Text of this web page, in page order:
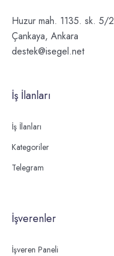
Huzur mah. 1135. sk. 5/2
Çankaya, Ankara
destek@isegel.net
İş İlanları
İş İlanları
Kategoriler
Telegram
İşverenler
İşveren Paneli